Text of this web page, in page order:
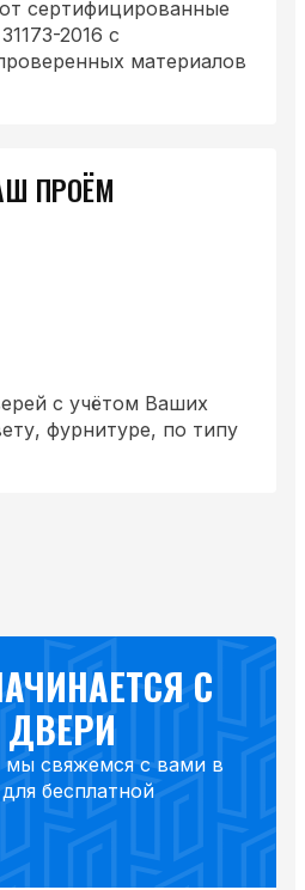
сертифицированные
2016 с
материалов
ПРОЁМ
с учётом Ваших
фурнитуре, по типу
С
мы свяжемся с вами в
бесплатной